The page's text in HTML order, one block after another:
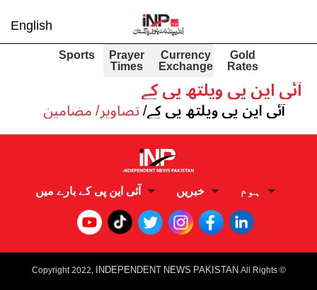
English
Gold
Rates
Currency
Exchange
Prayer
Times
Sports
آئی این پی ویلتھ پی کے
آئی این پی ویلتھ پی کے/تصاویر/ مضامین
ہوم خبریں آئی این پی کے بارے میں
©
Copyright 2022, INDEPENDENT NEWS PAKISTANAll Rights